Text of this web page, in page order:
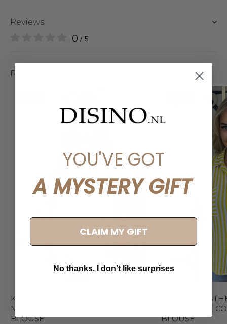
Reviews
0 / 5
Related articles
KHAKI GREEN - 'ESTHER' - STRIPED
MOESSELINE COTTON SLEEVELESS
BLOUSE
YELLOW -
MOESSELINE
BLOUSE
YOU'VE GOT
A MYSTERY GIFT
CLAIM MY GIFT
No thanks, I don't like surprises